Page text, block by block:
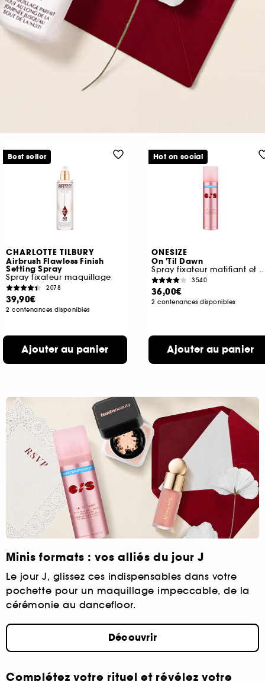
CHARLOTTE TILBURY
Airbrush Flawless Finish
Setting Spray
Spray fixateur maquillage
2078
39,90€
2 contenances disponibles
Ajouter au panier
Best seller
ONESIZE
On 'Til Dawn
Spray fixateur
3540
36,00€
2 contenances disponibles
Ajouter au panier
Hot on social
Minis formats : vos alliés du jour J
Le jour J, glissez ces indispensables dans votre
pochette pour un maquillage impeccable, de la
cérémonie au dancefloor.
Découvrir
Complétez votre rituel et révélez votre